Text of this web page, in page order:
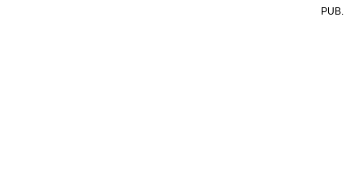
PUB.